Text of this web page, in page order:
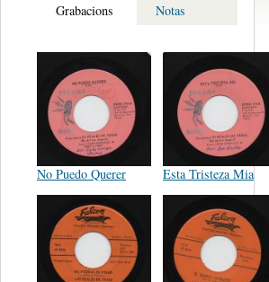
Grabacions Notas
No Puedo Querer Esta Tristeza Mia